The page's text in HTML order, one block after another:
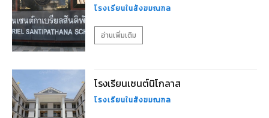
โรงเรียนในสังฆมณฑล
อ่านเพิ่มเติม
โรงเรียนเซนต์นิโกลาส
โรงเรียนในสังฆมณฑล